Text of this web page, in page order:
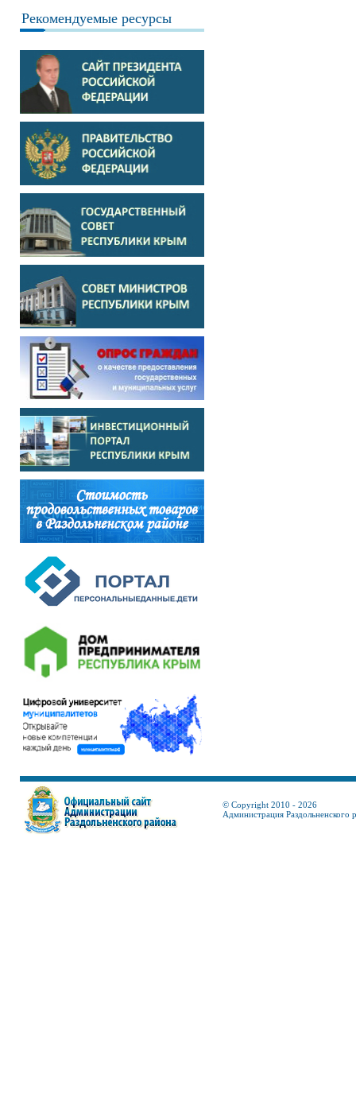
Рекомендуемые ресурсы
© Copyright 2010 - 2026
Администрация Раздольненского